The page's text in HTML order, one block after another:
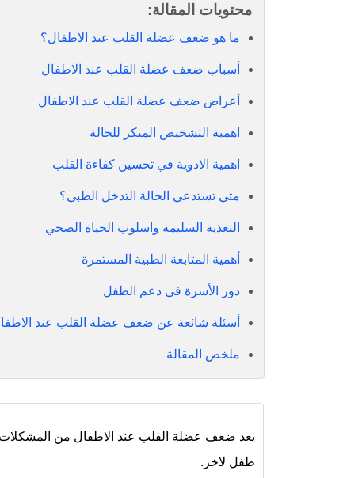
محتويات المقالة:
ما هو ضعف عضلة القلب عند الاطفال؟
أسباب ضعف عضلة القلب عند الاطفال
أعراض ضعف عضلة القلب عند الاطفال
اهمية التشخيص المبكر للحالة
اهمية الادوية في تحسين كفاءة القلب
متي تستدعي الحالة التدخل الطبي؟
التغذية السليمة واسلوب الحياة الصحي
أهمية المتابعة الطبية المستمرة
دور الأسرة في دعم الطفل
أسئلة شائعة عن ضعف عضلة القلب عند
ملخص المقالة
يعد ضعف عضلة القلب عند الاطفال من
طفل لاخر.